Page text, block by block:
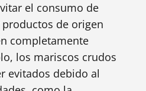
el consumo de
de origen
completamente
los mariscos crudos
evitados debido al